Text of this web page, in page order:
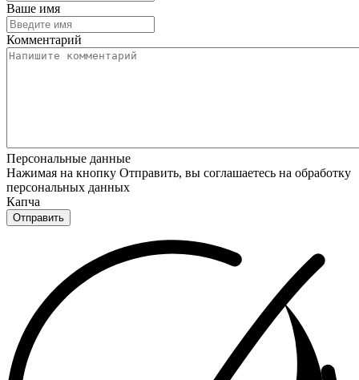
Ваше имя
Комментарий
Персональные данные
Нажимая на кнопку Отправить, вы соглашаетесь на обработку
персональных данных
Капча
Отправить